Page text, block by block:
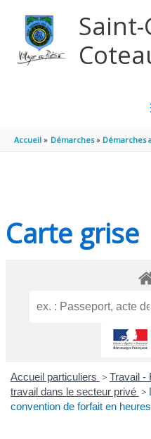
Accueil Démarches Démarches
Carte grise
Accueil particuliers > Travail -
travail dans le secteur privé >
convention de forfait en